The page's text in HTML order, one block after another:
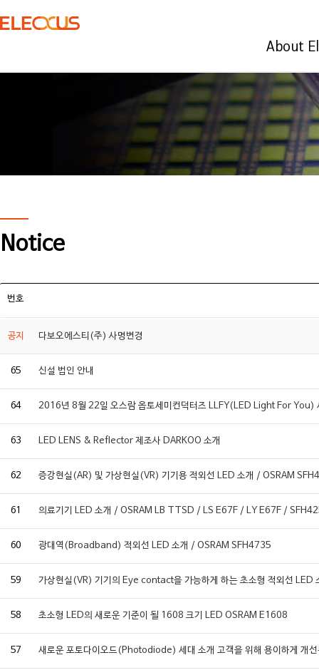
About
Notice
번호
공지 다보오에스티(주) 사명변경
65 신설 법인 안내
64 2016년 8월 22일 오스람 옵토세미컨덕터즈 LLFY(LED Light For You)
63 LED LENS & Reflector 제조사 DARKOO 소개
62 증강현실(AR) 및 가상현실(VR) 기기용 적외선 LED 소개 / OSRAM
61 의료기기 LED 소개 / OSRAM LB TTSD / LS E67F / LY E67F /
60 광대역(Broadband) 적외선 LED 소개 / OSRAM SFH4735
59 가상현실(VR) 기기의 Eye contact을 가능하게 하는 초소형 적외선 LED
58 초소형 LED의 새로운 기준이 될 1608 크기 LED OSRAM E1608
57 새로운 포토다이오드(Photodiode) 세대 소개 고객을 위해 용이하게 개선